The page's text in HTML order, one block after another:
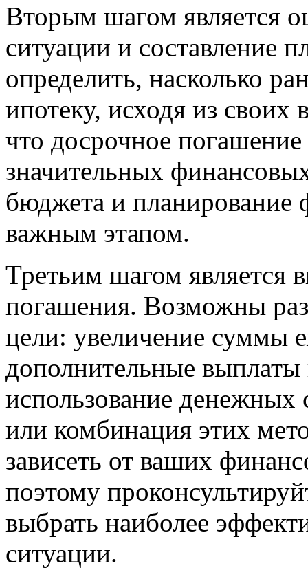
Вторым шагом является
ситуации и составление
определить, насколько
ипотеку, исходя из
что досрочное
значительных
бюджета и планирование
важным этапом.
Третьим шагом является
погашения. Возможны
цели: увеличение суммы
дополнительные
использование денежных
или комбинация этих
зависеть от ваших
поэтому
выбрать наиболее
ситуации.